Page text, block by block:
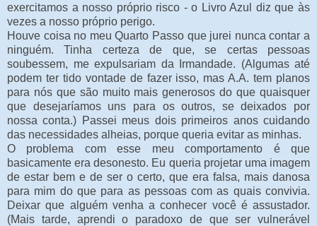
exercitamos a nosso próprio risco - o Livro Azul diz que às
vezes a nosso próprio perigo.
Houve coisa no meu Quarto Passo que jurei nunca contar a
ninguém. Tinha certeza de que, se certas pessoas
soubessem, me expulsariam da Irmandade. (Algumas até
podem ter tido vontade de fazer isso, mas A.A. tem planos
para nós que são muito mais generosos do que quaisquer
que desejaríamos uns para os outros, se deixados por
nossa conta.) Passei meus dois primeiros anos cuidando
das necessidades alheias, porque queria evitar as minhas.
O problema com esse meu comportamento é que
basicamente era desonesto. Eu queria projetar uma imagem
de estar bem e de ser o certo, que era falsa, mais danosa
para mim do que para as pessoas com as quais convivia.
Deixar que alguém venha a conhecer você é assustador.
(Mais tarde, aprendi o paradoxo de que ser vulnerável